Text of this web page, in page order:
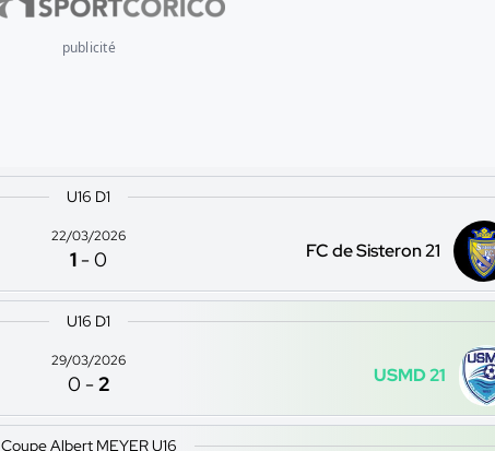
publicité
U16 D1
22/03/2026
1 -0 FC de Sisteron 21
U16 D1
29/03/2026
0 -2 USMD 21
Coupe Albert MEYER U16